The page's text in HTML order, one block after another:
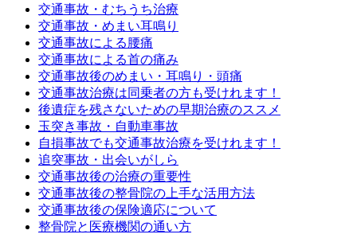
交通事故・むちうち治療
交通事故・めまい耳鳴り
交通事故による腰痛
交通事故による首の痛み
交通事故後のめまい・耳鳴り・頭痛
交通事故治療は同乗者の方も受けれます！
後遺症を残さないための早期治療のススメ
玉突き事故・自動車事故
自損事故でも交通事故治療を受けれます！
追突事故・出会いがしら
交通事故後の治療の重要性
交通事故後の整骨院の上手な活用方法
交通事故後の保険適応について
整骨院と医療機関の通い方